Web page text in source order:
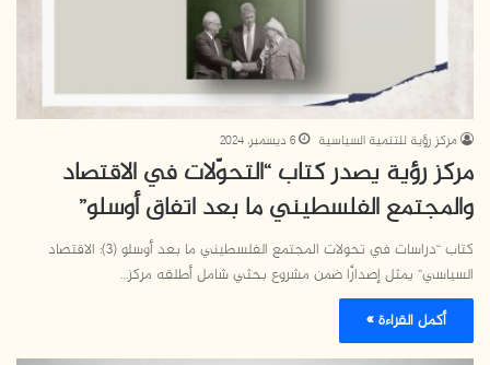
مركز رؤية للتنمية السياسية 6 ديسمبر، 2024
مركز رؤية يصدر كتاب “التحوّلات في الاقتصاد
والمجتمع الفلسطيني ما بعد اتفاق أوسلو”
كتاب “دراسات في تحولات المجتمع الفلسطيني ما بعد أوسلو (3): الاقتصاد
السياسي” يمثل إصدارًا ضمن مشروع بحثي شامل أطلقه مركز…
أكمل القراءة »